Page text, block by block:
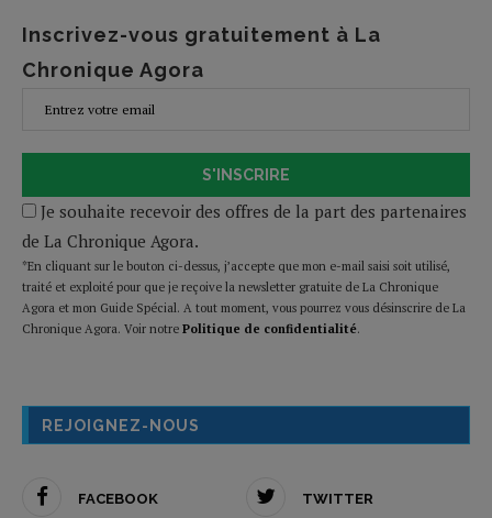
Inscrivez-vous gratuitement à La
Chronique Agora
S'INSCRIRE
Je souhaite recevoir des offres de la part des partenaires
de La Chronique Agora.
*En cliquant sur le bouton ci-dessus, j’accepte que mon e-mail saisi soit utilisé,
traité et exploité pour que je reçoive la newsletter gratuite de La Chronique
Agora et mon Guide Spécial. A tout moment, vous pourrez vous désinscrire de La
Chronique Agora. Voir notre Politique de confidentialité.
REJOIGNEZ-NOUS
FACEBOOK TWITTER